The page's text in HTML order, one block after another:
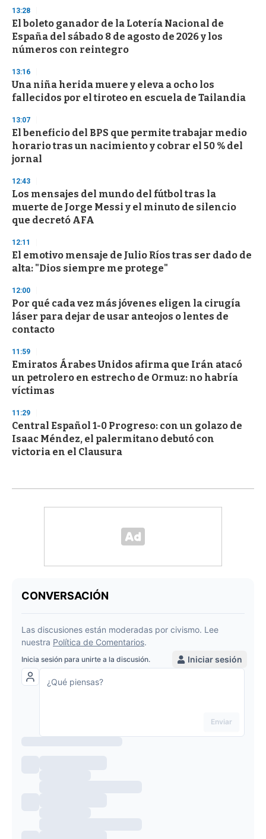
d
s
o
f
3
s
e
c
o
d
s
13:28
El boleto ganador de la Lotería Nacional de
España del sábado 8 de agosto de 2026 y los
números con reintegro
13:16
Una niña herida muere y eleva a ocho los
fallecidos por el tiroteo en escuela de Tailandia
13:07
El beneficio del BPS que permite trabajar medio
horario tras un nacimiento y cobrar el 50 % del
jornal
12:43
Los mensajes del mundo del fútbol tras la
muerte de Jorge Messi y el minuto de silencio
que decretó AFA
12:11
El emotivo mensaje de Julio Ríos tras ser dado de
alta: "Dios siempre me protege"
12:00
Por qué cada vez más jóvenes eligen la cirugía
láser para dejar de usar anteojos o lentes de
contacto
11:59
Emiratos Árabes Unidos afirma que Irán atacó
un petrolero en estrecho de Ormuz: no habría
víctimas
11:29
Central Español 1-0 Progreso: con un golazo de
Isaac Méndez, el palermitano debutó con
victoria en el Clausura